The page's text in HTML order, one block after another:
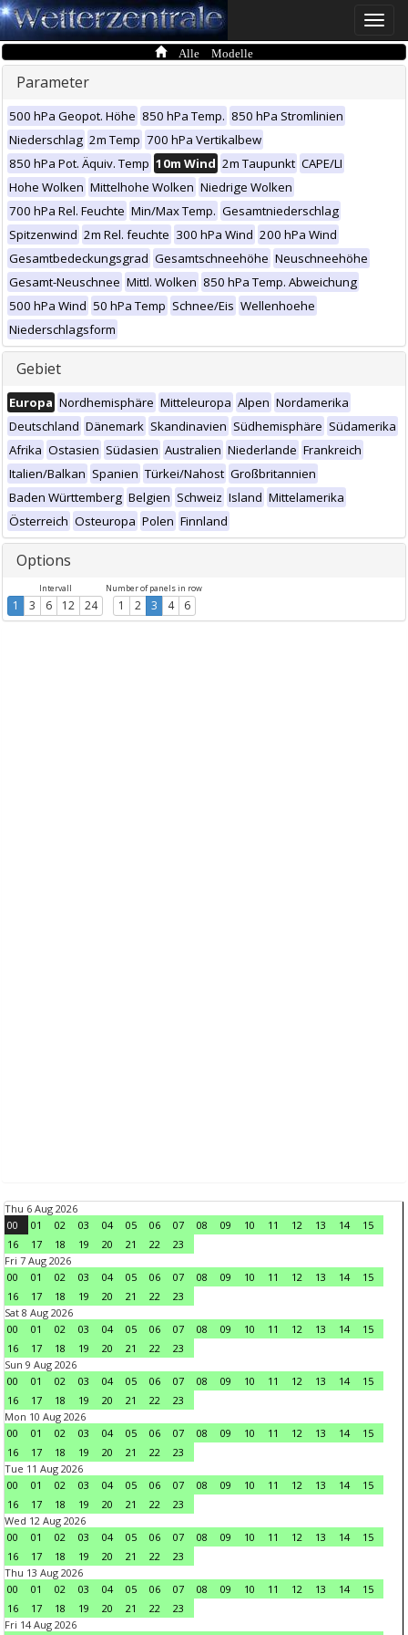
Toggle
Alle Modelle
Parameter
500 hPa Geopot. Höhe 850 hPa Temp. 850 hPa Stromlinien
Niederschlag 2m Temp 700 hPa Vertikalbew
850 hPa Pot. Äquiv. Temp 10m Wind 2m Taupunkt CAPE/LI
Hohe Wolken Mittelhohe Wolken Niedrige Wolken
700 hPa Rel. Feuchte Min/Max Temp. Gesamtniederschlag
Spitzenwind 2m Rel. feuchte 300 hPa Wind 200 hPa Wind
Gesamtbedeckungsgrad Gesamtschneehöhe Neuschneehöhe
Gesamt-Neuschnee Mittl. Wolken 850 hPa Temp. Abweichung
500 hPa Wind 50 hPa Temp Schnee/Eis Wellenhoehe
Niederschlagsform
Gebiet
Europa Nordhemisphäre Mitteleuropa Alpen Nordamerika
Deutschland Dänemark Skandinavien Südhemisphäre Südamerika
Afrika Ostasien Südasien Australien Niederlande Frankreich
Italien/Balkan Spanien Türkei/Nahost Großbritannien
Baden Württemberg Belgien Schweiz Island Mittelamerika
Österreich Osteuropa Polen Finnland
Options
Intervall
1 3 6 12 24
Number of panels in row
1 2 3 4 6
Thu 6 Aug 2026
00
01 02 03 04 05 06 07 08 09 10 11 12 13 14
15
16
17 18 19 20 21 22
23
Fri 7 Aug 2026
00
01 02 03 04 05 06 07 08 09 10 11 12 13 14
15
16
17 18 19 20 21 22
23
Sat 8 Aug 2026
00
01 02 03 04 05 06 07 08 09 10 11 12 13 14
15
16
17 18 19 20 21 22
23
Sun 9 Aug 2026
00
01 02 03 04 05 06 07 08 09 10 11 12 13 14
15
16
17 18 19 20 21 22
23
Mon 10 Aug 2026
00
01 02 03 04 05 06 07 08 09 10 11 12 13 14
15
16
17 18 19 20 21 22
23
Tue 11 Aug 2026
00
01 02 03 04 05 06 07 08 09 10 11 12 13 14
15
16
17 18 19 20 21 22
23
Wed 12 Aug 2026
00
01 02 03 04 05 06 07 08 09 10 11 12 13 14
15
16
17 18 19 20 21 22
23
Thu 13 Aug 2026
00
01 02 03 04 05 06 07 08 09 10 11 12 13 14
15
16
17 18 19 20 21 22
23
Fri 14 Aug 2026